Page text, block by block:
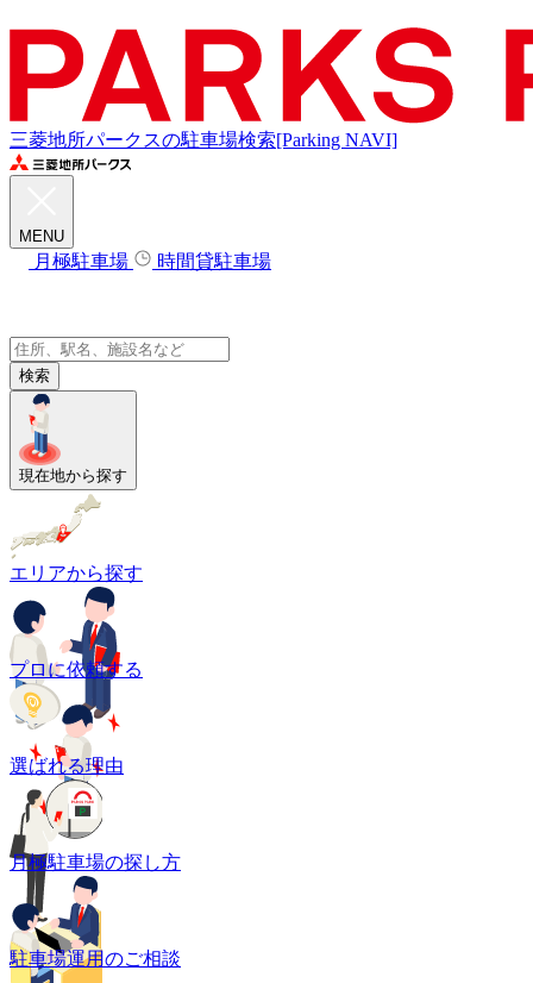
三菱地所パークスの駐車場検索[Parking NAVI]
MENU
月極駐車場 時間貸駐車場
検索
現在地から探す
エリアから探す
プロに依頼する
選ばれる理由
月極駐車場の探し方
駐車場運用のご相談